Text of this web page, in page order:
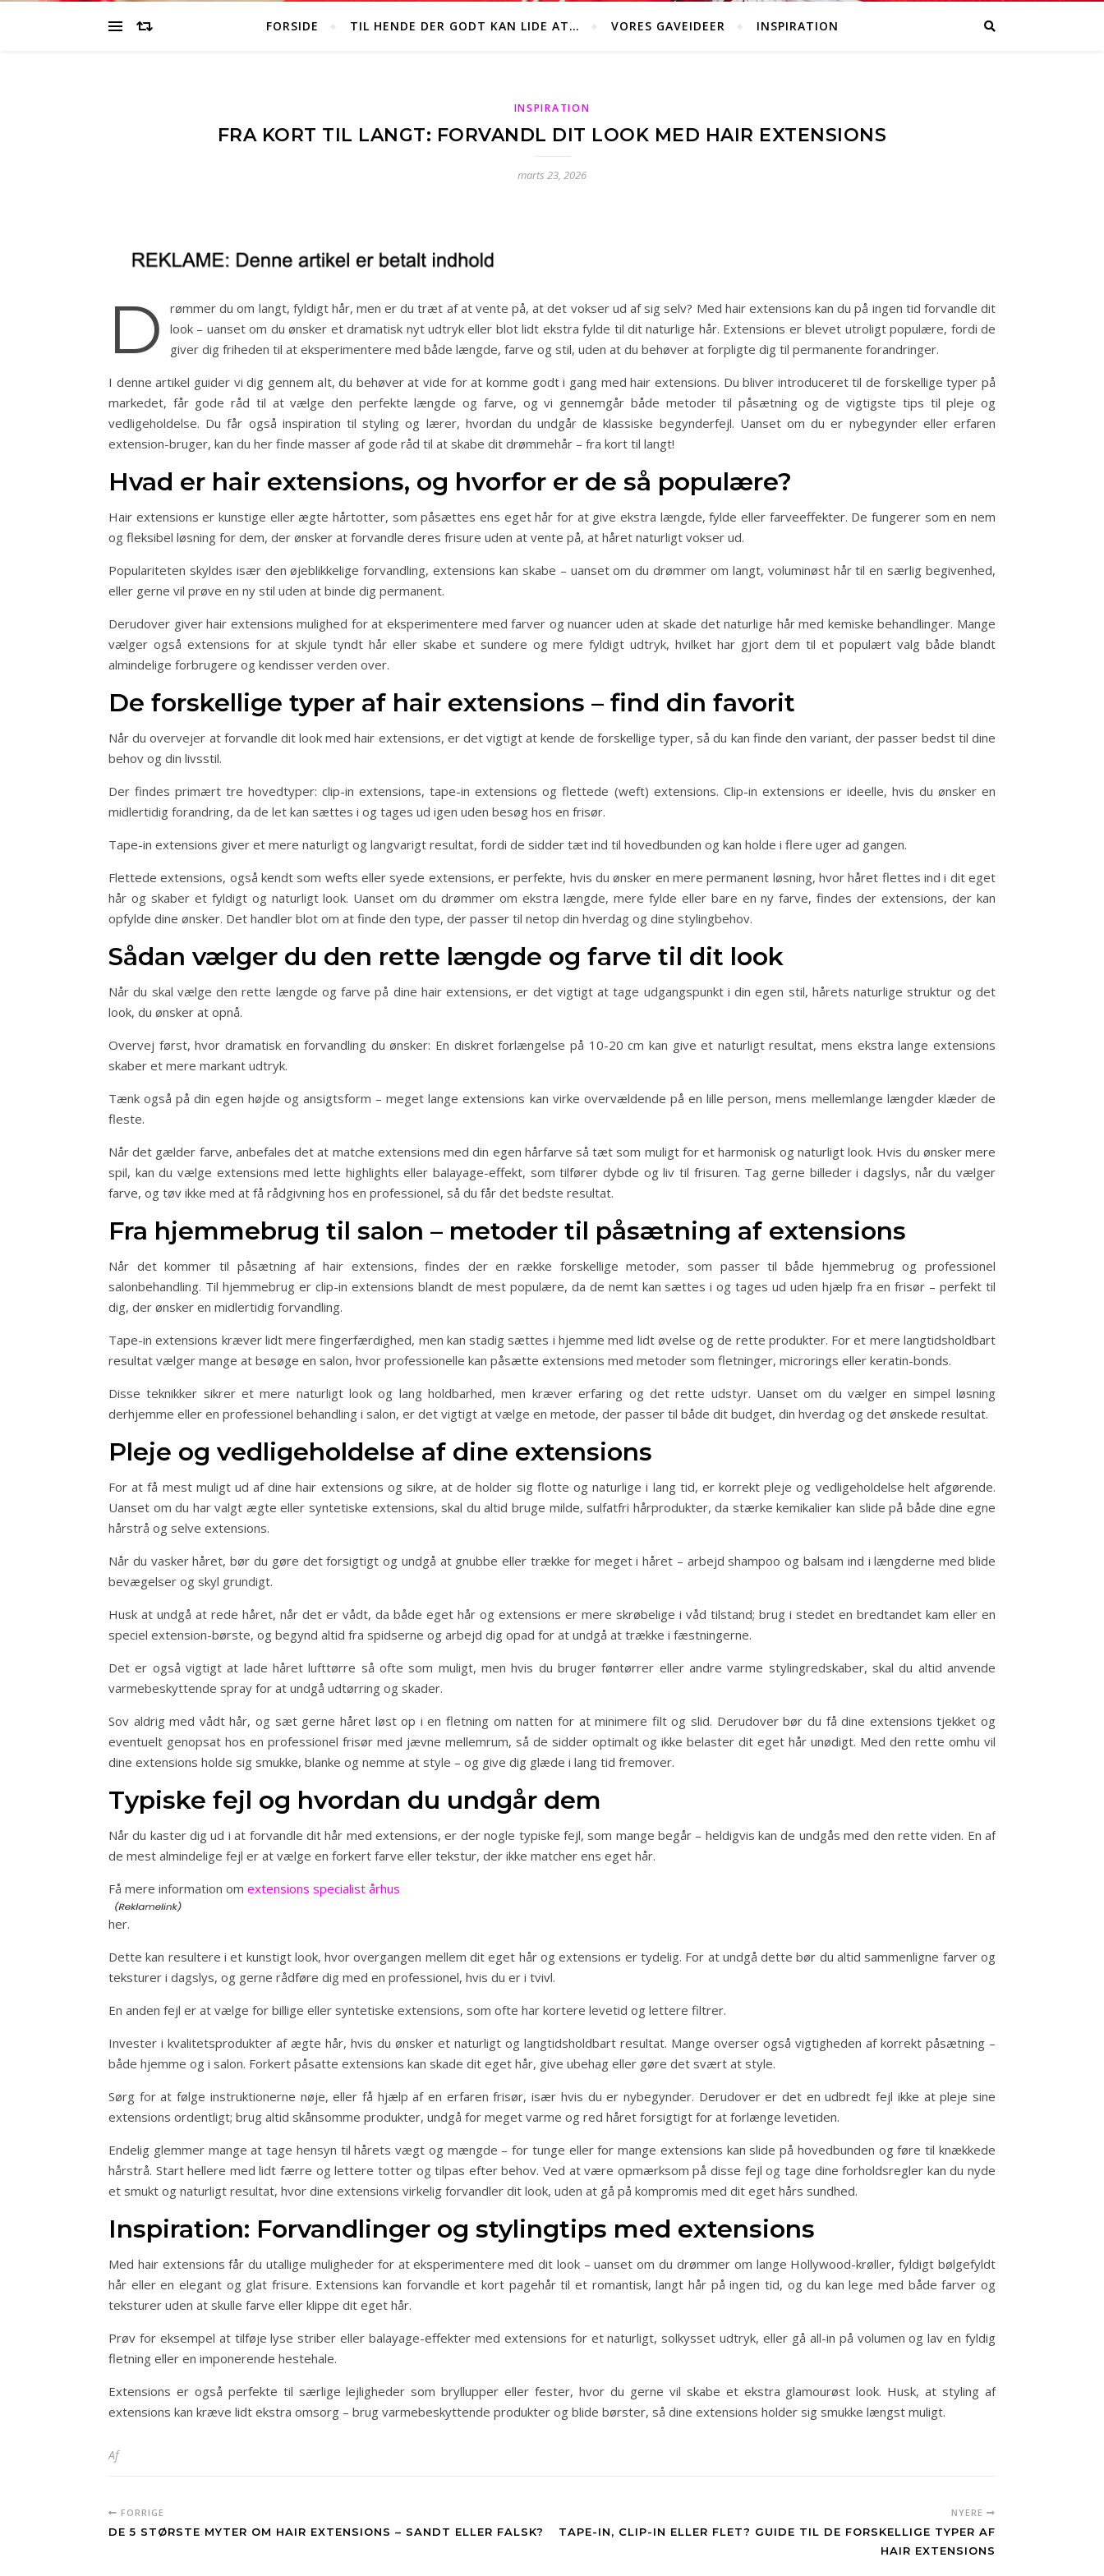
FORSIDE TIL HENDE DER GODT KAN LIDE AT… VORES GAVEIDEER INSPIRATION
INSPIRATION
FRA KORT TIL LANGT: FORVANDL DIT LOOK MED HAIR EXTENSIONS
marts 23, 2026
D
rømmer du om langt, fyldigt hår, men er du træt af at vente på, at det vokser ud af sig selv? Med hair extensions kan du på ingen tid forvandle dit
look – uanset om du ønsker et dramatisk nyt udtryk eller blot lidt ekstra fylde til dit naturlige hår. Extensions er blevet utroligt populære, fordi de
giver dig friheden til at eksperimentere med både længde, farve og stil, uden at du behøver at forpligte dig til permanente forandringer.
I denne artikel guider vi dig gennem alt, du behøver at vide for at komme godt i gang med hair extensions. Du bliver introduceret til de forskellige typer på
markedet, får gode råd til at vælge den perfekte længde og farve, og vi gennemgår både metoder til påsætning og de vigtigste tips til pleje og
vedligeholdelse. Du får også inspiration til styling og lærer, hvordan du undgår de klassiske begynderfejl. Uanset om du er nybegynder eller erfaren
extension-bruger, kan du her finde masser af gode råd til at skabe dit drømmehår – fra kort til langt!
Hvad er hair extensions, og hvorfor er de så populære?
Hair extensions er kunstige eller ægte hårtotter, som påsættes ens eget hår for at give ekstra længde, fylde eller farveeffekter. De fungerer som en nem
og fleksibel løsning for dem, der ønsker at forvandle deres frisure uden at vente på, at håret naturligt vokser ud.
Populariteten skyldes især den øjeblikkelige forvandling, extensions kan skabe – uanset om du drømmer om langt, voluminøst hår til en særlig begivenhed,
eller gerne vil prøve en ny stil uden at binde dig permanent.
Derudover giver hair extensions mulighed for at eksperimentere med farver og nuancer uden at skade det naturlige hår med kemiske behandlinger. Mange
vælger også extensions for at skjule tyndt hår eller skabe et sundere og mere fyldigt udtryk, hvilket har gjort dem til et populært valg både blandt
almindelige forbrugere og kendisser verden over.
De forskellige typer af hair extensions – find din favorit
Når du overvejer at forvandle dit look med hair extensions, er det vigtigt at kende de forskellige typer, så du kan finde den variant, der passer bedst til dine
behov og din livsstil.
Der findes primært tre hovedtyper: clip-in extensions, tape-in extensions og flettede (weft) extensions. Clip-in extensions er ideelle, hvis du ønsker en
midlertidig forandring, da de let kan sættes i og tages ud igen uden besøg hos en frisør.
Tape-in extensions giver et mere naturligt og langvarigt resultat, fordi de sidder tæt ind til hovedbunden og kan holde i flere uger ad gangen.
Flettede extensions, også kendt som wefts eller syede extensions, er perfekte, hvis du ønsker en mere permanent løsning, hvor håret flettes ind i dit eget
hår og skaber et fyldigt og naturligt look. Uanset om du drømmer om ekstra længde, mere fylde eller bare en ny farve, findes der extensions, der kan
opfylde dine ønsker. Det handler blot om at finde den type, der passer til netop din hverdag og dine stylingbehov.
Sådan vælger du den rette længde og farve til dit look
Når du skal vælge den rette længde og farve på dine hair extensions, er det vigtigt at tage udgangspunkt i din egen stil, hårets naturlige struktur og det
look, du ønsker at opnå.
Overvej først, hvor dramatisk en forvandling du ønsker: En diskret forlængelse på 10-20 cm kan give et naturligt resultat, mens ekstra lange extensions
skaber et mere markant udtryk.
Tænk også på din egen højde og ansigtsform – meget lange extensions kan virke overvældende på en lille person, mens mellemlange længder klæder de
fleste.
Når det gælder farve, anbefales det at matche extensions med din egen hårfarve så tæt som muligt for et harmonisk og naturligt look. Hvis du ønsker mere
spil, kan du vælge extensions med lette highlights eller balayage-effekt, som tilfører dybde og liv til frisuren. Tag gerne billeder i dagslys, når du vælger
farve, og tøv ikke med at få rådgivning hos en professionel, så du får det bedste resultat.
Fra hjemmebrug til salon – metoder til påsætning af extensions
Når det kommer til påsætning af hair extensions, findes der en række forskellige metoder, som passer til både hjemmebrug og professionel
salonbehandling. Til hjemmebrug er clip-in extensions blandt de mest populære, da de nemt kan sættes i og tages ud uden hjælp fra en frisør – perfekt til
dig, der ønsker en midlertidig forvandling.
Tape-in extensions kræver lidt mere fingerfærdighed, men kan stadig sættes i hjemme med lidt øvelse og de rette produkter. For et mere langtidsholdbart
resultat vælger mange at besøge en salon, hvor professionelle kan påsætte extensions med metoder som fletninger, microrings eller keratin-bonds.
Disse teknikker sikrer et mere naturligt look og lang holdbarhed, men kræver erfaring og det rette udstyr. Uanset om du vælger en simpel løsning
derhjemme eller en professionel behandling i salon, er det vigtigt at vælge en metode, der passer til både dit budget, din hverdag og det ønskede resultat.
Pleje og vedligeholdelse af dine extensions
For at få mest muligt ud af dine hair extensions og sikre, at de holder sig flotte og naturlige i lang tid, er korrekt pleje og vedligeholdelse helt afgørende.
Uanset om du har valgt ægte eller syntetiske extensions, skal du altid bruge milde, sulfatfri hårprodukter, da stærke kemikalier kan slide på både dine egne
hårstrå og selve extensions.
Når du vasker håret, bør du gøre det forsigtigt og undgå at gnubbe eller trække for meget i håret – arbejd shampoo og balsam ind i længderne med blide
bevægelser og skyl grundigt.
Husk at undgå at rede håret, når det er vådt, da både eget hår og extensions er mere skrøbelige i våd tilstand; brug i stedet en bredtandet kam eller en
speciel extension-børste, og begynd altid fra spidserne og arbejd dig opad for at undgå at trække i fæstningerne.
Det er også vigtigt at lade håret lufttørre så ofte som muligt, men hvis du bruger føntørrer eller andre varme stylingredskaber, skal du altid anvende
varmebeskyttende spray for at undgå udtørring og skader.
Sov aldrig med vådt hår, og sæt gerne håret løst op i en fletning om natten for at minimere filt og slid. Derudover bør du få dine extensions tjekket og
eventuelt genopsat hos en professionel frisør med jævne mellemrum, så de sidder optimalt og ikke belaster dit eget hår unødigt. Med den rette omhu vil
dine extensions holde sig smukke, blanke og nemme at style – og give dig glæde i lang tid fremover.
Typiske fejl og hvordan du undgår dem
Når du kaster dig ud i at forvandle dit hår med extensions, er der nogle typiske fejl, som mange begår – heldigvis kan de undgås med den rette viden. En af
de mest almindelige fejl er at vælge en forkert farve eller tekstur, der ikke matcher ens eget hår.
Få mere information om extensions specialist århus
her.
Dette kan resultere i et kunstigt look, hvor overgangen mellem dit eget hår og extensions er tydelig. For at undgå dette bør du altid sammenligne farver og
teksturer i dagslys, og gerne rådføre dig med en professionel, hvis du er i tvivl.
En anden fejl er at vælge for billige eller syntetiske extensions, som ofte har kortere levetid og lettere filtrer.
Invester i kvalitetsprodukter af ægte hår, hvis du ønsker et naturligt og langtidsholdbart resultat. Mange overser også vigtigheden af korrekt påsætning –
både hjemme og i salon. Forkert påsatte extensions kan skade dit eget hår, give ubehag eller gøre det svært at style.
Sørg for at følge instruktionerne nøje, eller få hjælp af en erfaren frisør, især hvis du er nybegynder. Derudover er det en udbredt fejl ikke at pleje sine
extensions ordentligt; brug altid skånsomme produkter, undgå for meget varme og red håret forsigtigt for at forlænge levetiden.
Endelig glemmer mange at tage hensyn til hårets vægt og mængde – for tunge eller for mange extensions kan slide på hovedbunden og føre til knækkede
hårstrå. Start hellere med lidt færre og lettere totter og tilpas efter behov. Ved at være opmærksom på disse fejl og tage dine forholdsregler kan du nyde
et smukt og naturligt resultat, hvor dine extensions virkelig forvandler dit look, uden at gå på kompromis med dit eget hårs sundhed.
Inspiration: Forvandlinger og stylingtips med extensions
Med hair extensions får du utallige muligheder for at eksperimentere med dit look – uanset om du drømmer om lange Hollywood-krøller, fyldigt bølgefyldt
hår eller en elegant og glat frisure. Extensions kan forvandle et kort pagehår til et romantisk, langt hår på ingen tid, og du kan lege med både farver og
teksturer uden at skulle farve eller klippe dit eget hår.
Prøv for eksempel at tilføje lyse striber eller balayage-effekter med extensions for et naturligt, solkysset udtryk, eller gå all-in på volumen og lav en fyldig
fletning eller en imponerende hestehale.
Extensions er også perfekte til særlige lejligheder som bryllupper eller fester, hvor du gerne vil skabe et ekstra glamourøst look. Husk, at styling af
extensions kan kræve lidt ekstra omsorg – brug varmebeskyttende produkter og blide børster, så dine extensions holder sig smukke længst muligt.
Af
FORRIGE
DE 5 STØRSTE MYTER OM HAIR EXTENSIONS – SANDT ELLER FALSK?
NYERE
TAPE-IN, CLIP-IN ELLER FLET? GUIDE TIL DE FORSKELLIGE TYPER AF
HAIR EXTENSIONS